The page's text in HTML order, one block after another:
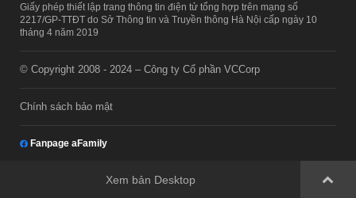
Giấy phép thiết lập trang thông tin điện tử tổng hợp trên mạng số
2217/GP-TTĐT do Sở Thông tin và Truyền thông Hà Nội cấp ngày 10
tháng 4 năm 2019
© Copyright 2008 - 2024 – Công ty Cổ phần VCCorp
Chính sách bảo mật
Fanpage aFamily
Xem bản Desktop